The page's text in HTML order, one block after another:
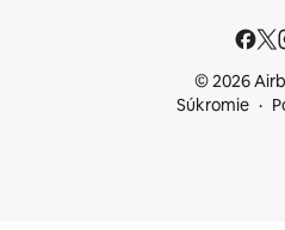
© 2026
Súkromie